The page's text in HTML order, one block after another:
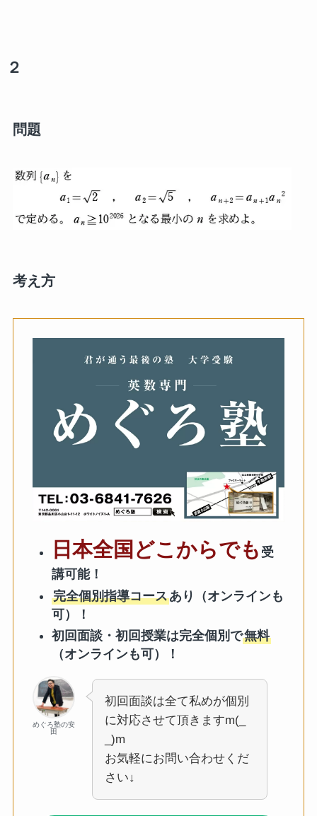
２
問題
考え方
日本全国どこからでも 受
講可能！
完全個別指導コースあり（オンラインも
可）！
初回面談・初回授業は完全個別で無料
（オンラインも可）！
めぐろ塾の安
田
初回面談は全て私めが個別
に対応させて頂きますm(_
_)m
お気軽にお問い合わせくだ
さい↓